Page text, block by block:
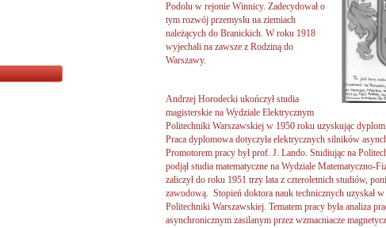
Podolu w rejonie Winnicy. Zadecydował o
tym rozwój przemysłu na ziemiach
należących do Branickich. W roku 1918
wyjechali na zawsze z Rodziną do
Warszawy.
Andrzej Horodecki ukończył studia
magisterskie na Wydziale Elektrycznym
Politechniki Warszawskiej w 1950 roku uzyskując
Praca dyplomowa dotyczyła elektrycznych silników
Promotorem pracy był prof. J. Lando. Studiując na
podjął studia matematyczne na Wydziale Matematyczno-
zaliczył do roku 1951 trzy lata z czteroletnich studiów,
zawodową. Stopień doktora nauk technicznych uzyskał
Politechniki Warszawskiej. Tematem pracy była analiza
asynchronicznym zasilanym przez wzmacniacze